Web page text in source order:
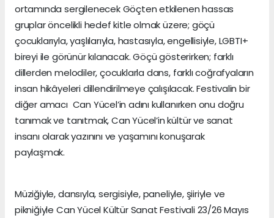
ortamında sergilenecek Göçten etkilenen hassas
gruplar öncelikli hedef kitle olmak üzere; göçü
çocuklarıyla, yaşlılarıyla, hastasıyla, engellisiyle, LGBTI+
bireyi ile görünür kılanacak. Göçü gösterirken; farklı
dillerden melodiler, çocuklarla dans, farklı coğrafyaların
insan hikâyeleri dillendirilmeye çalışılacak. Festivalin bir
diğer amacı Can Yücel’in adını kullanırken onu doğru
tanımak ve tanıtmak, Can Yücel’in kültür ve sanat
insanı olarak yazınını ve yaşamını konuşarak
paylaşmak.
Müziğiyle, dansıyla, sergisiyle, paneliyle, şiiriyle ve
pikniğiyle Can Yücel Kültür Sanat Festivali 23/26 Mayıs